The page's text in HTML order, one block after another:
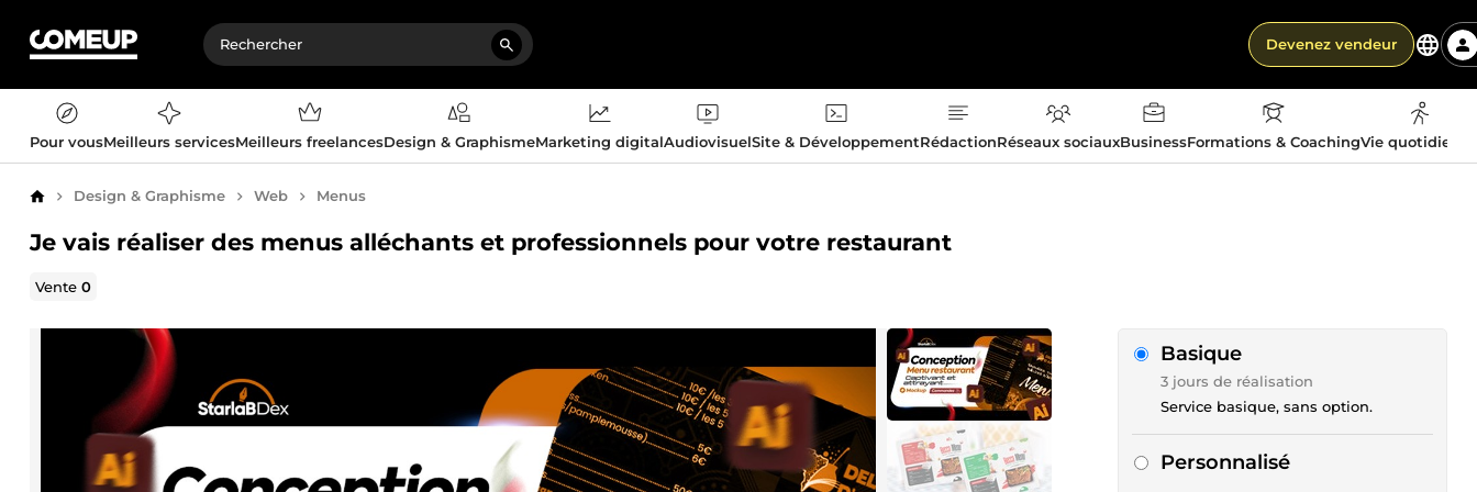
Devenez vendeur
Pour vousMeilleurs servicesMeilleurs freelancesDesign & GraphismeMarketing digitalAudiovisuelSite & DéveloppementRédactionRéseaux sociauxBusinessFormations & CoachingVie
AccueilDesign & Graphisme Web Menus
Je vais réaliser des menus alléchants et professionnels pour votre restaurant
Vente0
Basique
3 jours de réalisation
Service basique, sans option.
Personnalisé